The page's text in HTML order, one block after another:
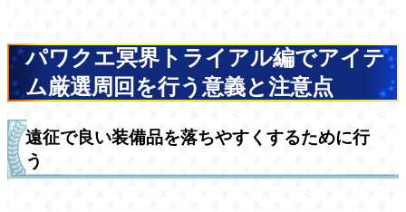
パワクエ冥界トライアル編でアイテ
ム厳選周回を行う意義と注意点
遠征で良い装備品を落ちやすくするために行
う